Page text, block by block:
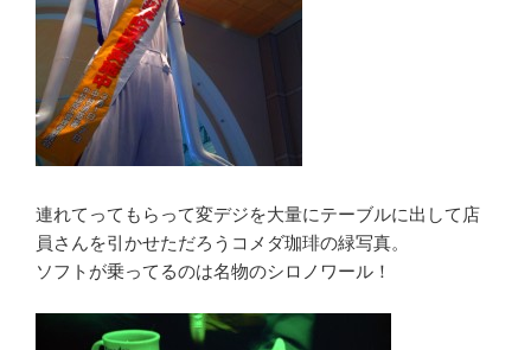
連れてってもらって変デジを大量にテーブルに出して店
員さんを引かせただろうコメダ珈琲の緑写真。
ソフトが乗ってるのは名物のシロノワール！